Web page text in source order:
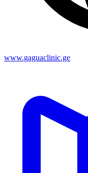
www.gaguaclinic.ge